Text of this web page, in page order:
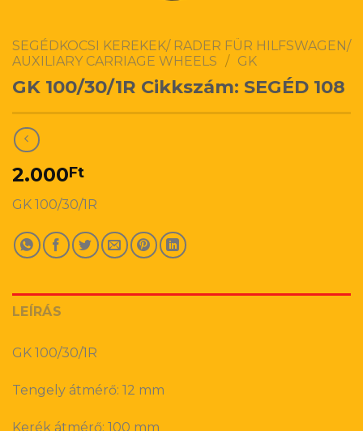
SEGÉDKOCSI KEREKEK/ RADER FÜR HILFSWAGEN/
AUXILIARY CARRIAGE WHEELS
/ GK
GK 100/30/1R Cikkszám: SEGÉD 108
2.000Ft
GK 100/30/1R
LEÍRÁS
GK 100/30/1R
Tengely átmérő: 12 mm
Kerék átmérő: 100 mm